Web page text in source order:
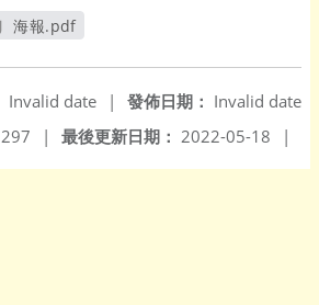
海報.pdf
發佈日期： Invalid date
Invalid date
|
最後更新日期： 2022-05-18 |
297 |